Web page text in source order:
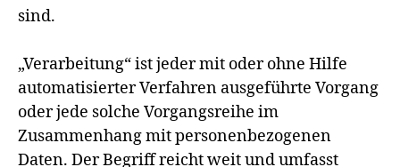
sind.
„Verarbeitung“ ist jeder mit oder ohne Hilfe
automatisierter Verfahren ausgeführte Vorgang
oder jede solche Vorgangsreihe im
Zusammenhang mit personenbezogenen
Daten. Der Begriff reicht weit und umfasst